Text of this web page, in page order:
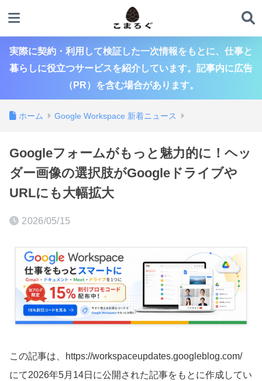
実際に契約・利用して検証した一次情報をもとに、仕事と
暮らしに役立つサービスを紹介しています。記事内に広告
（PR）を含む場合があります。
ホーム Google Workspace 新着ニュース
Googleフォームがもっと魅力的に！ヘッ
ダー画像の選択肢がGoogleドライブや
URLにも大幅拡大
2026/05/15
この記事は、https://workspaceupdates.googleblog.com/
にて2026年5月14日に公開された記事をもとに作成してい